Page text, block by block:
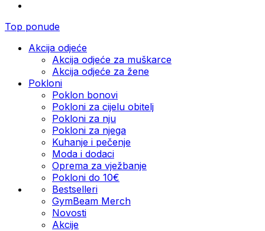
Top ponude
Akcija odjeće
Akcija odjeće za muškarce
Akcija odjeće za žene
Pokloni
Poklon bonovi
Pokloni za cijelu obitelj
Pokloni za nju
Pokloni za njega
Kuhanje i pečenje
Moda i dodaci
Oprema za vježbanje
Pokloni do 10€
Bestselleri
GymBeam Merch
Novosti
Akcije